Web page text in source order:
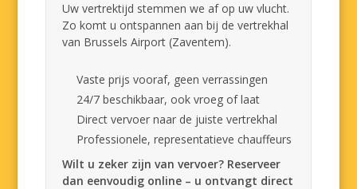
Uw vertrektijd stemmen we af op uw vlucht.
Zo komt u ontspannen aan bij de vertrekhal
van Brussels Airport (Zaventem).
Vaste prijs vooraf, geen verrassingen
24/7 beschikbaar, ook vroeg of laat
Direct vervoer naar de juiste vertrekhal
Professionele, representatieve chauffeurs
Wilt u zeker zijn van vervoer? Reserveer
dan eenvoudig online – u ontvangt direct